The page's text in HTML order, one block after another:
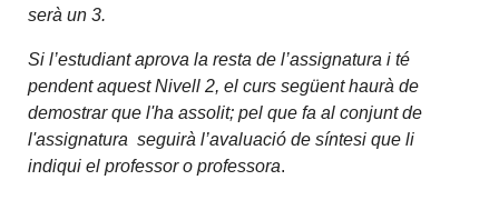
serà un 3.
Si l’estudiant aprova la resta de l’assignatura i té
pendent aquest Nivell 2, el curs següent haurà de
demostrar que l'ha assolit; pel que fa al conjunt de
l'assignatura seguirà l’avaluació de síntesi que li
indiqui el professor o professora.